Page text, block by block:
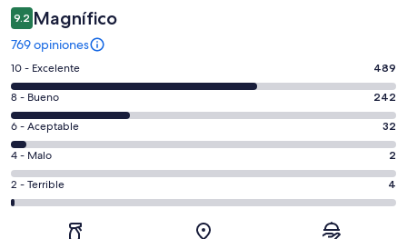
9.2 Magnífico
769 opiniones
Puntuación
de
10,
es
decir,
Excelente.
Basada
en
10 - Excelente 489
Puntuación
de
8,
es
decir,
Bueno.
Basada
8 - Bueno 242
Puntuación
de
6,
es
decir,
Aceptable.
6 - Aceptable 32
Puntuación
de
4,
4 - Malo 2
Puntuación
de
2 - Terrible 4